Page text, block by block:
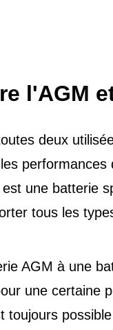
l'AGM
deux
performances
une batterie
tous les
AGM à une
une certaine